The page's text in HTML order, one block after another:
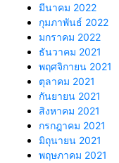
มีนาคม 2022
กุมภาพันธ์ 2022
มกราคม 2022
ธันวาคม 2021
พฤศจิกายน 2021
ตุลาคม 2021
กันยายน 2021
สิงหาคม 2021
กรกฎาคม 2021
มิถุนายน 2021
พฤษภาคม 2021